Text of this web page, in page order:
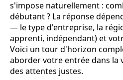
s'impose naturellement :
débutant ? La réponse
— le type d'entreprise, la
apprenti, indépendant) et
Voici un tour d'horizon
aborder votre entrée dans la
des attentes justes.